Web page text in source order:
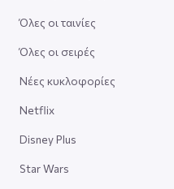
Όλες οι ταινίες
Όλες οι σειρές
Νέες κυκλοφορίες
Netflix
Disney Plus
Star Wars